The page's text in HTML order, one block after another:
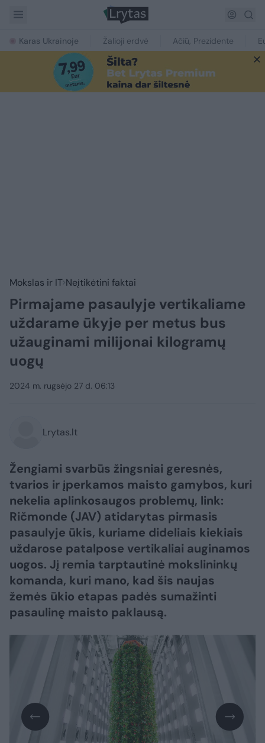
Karas Ukrainoje Žalioji erdvė Ačiū, Prezidente
Mokslas ir IT Neįtikėtini faktai
Pirmajame pasaulyje vertikaliame
uždarame ūkyje per metus bus
užauginami milijonai kilogramų
uogų
2024 m. rugsėjo 27 d. 06:13
Lrytas.lt
Žengiami svarbūs žingsniai geresnės,
tvarios ir įperkamos maisto gamybos, kuri
nekelia aplinkosaugos problemų, link:
Ričmonde (JAV) atidarytas pirmasis
pasaulyje ūkis, kuriame dideliais kiekiais
uždarose patalpose vertikaliai auginamos
uogos. Jį remia tarptautinė mokslininkų
komanda, kuri mano, kad šis naujas
žemės ūkio etapas padės sumažinti
pasaulinę maisto paklausą.